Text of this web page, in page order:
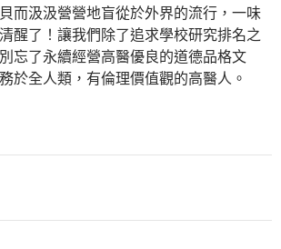
而汲汲營營地盲從於外界的流行，一味
醒了！讓我們除了追求學校研究排名之
忘了永續經營高醫優良的道德品格文
於全人類，有倫理價值觀的高醫人。